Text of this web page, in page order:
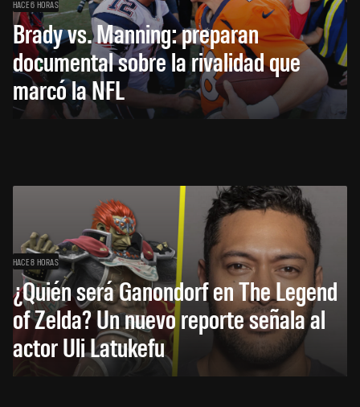
HACE 6 HORAS
Brady vs. Manning: preparan
documental sobre la rivalidad que
marcó la NFL
HACE 8 HORAS
¿Quién será Ganondorf en The Legend
of Zelda? Un nuevo reporte señala al
actor Uli Latukefu